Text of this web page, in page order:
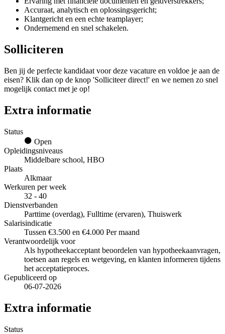
Accuraat, analytisch en oplossingsgericht;
Klantgericht en een echte teamplayer;
Ondernemend en snel schakelen.
Solliciteren
Ben jij de perfecte kandidaat voor deze vacature en voldoe je aan de
eisen? Klik dan op de knop 'Solliciteer direct!' en we nemen zo snel
mogelijk contact met je op!
Extra informatie
Status
Open
Opleidingsniveaus
Middelbare school, HBO
Plaats
Alkmaar
Werkuren per week
32 - 40
Dienstverbanden
Parttime (overdag), Fulltime (ervaren), Thuiswerk
Salarisindicatie
Tussen €3.500 en €4.000 Per maand
Verantwoordelijk voor
Als hypotheekacceptant beoordelen van hypotheekaanvragen,
toetsen aan regels en wetgeving, en klanten informeren tijdens
het acceptatieproces.
Gepubliceerd op
06-07-2026
Extra informatie
Status